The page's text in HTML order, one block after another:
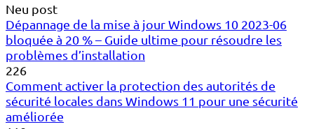
Neu post
Dépannage de la mise à jour Windows 10 2023-06
bloquée à 20 % – Guide ultime pour résoudre les
problèmes d’installation
226
Comment activer la protection des autorités de
sécurité locales dans Windows 11 pour une sécurité
améliorée